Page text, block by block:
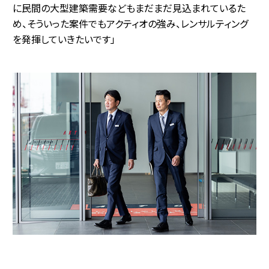
に民間の大型建築需要などもまだまだ見込まれているた
め、そういった案件でもアクティオの強み、レンサルティング
を発揮していきたいです」